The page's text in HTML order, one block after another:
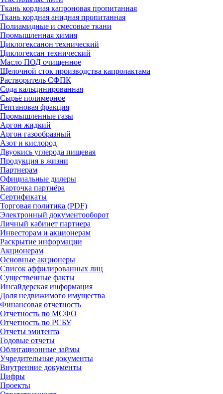
Ткань кордная капроновая пропитанная
Ткань кордная анидная пропитанная
Полиамидные и смесовые ткани
Промышленная химия
Циклогексанон технический
Циклогексан технический
Масло ПОД очищенное
Щелочной сток производства капролактама
Растворитель СФПК
Сода кальцинированная
Сырьё полимерное
Гептановая фракция
Промышленные газы
Аргон жидкий
Аргон газообразный
Азот и кислород
Двуокись углерода пищевая
Продукция в жизни
Партнерам
Официальные дилеры
Карточка партнёра
Сертификаты
Торговая политика (PDF)
Электронный документооборот
Личный кабинет партнера
Инвесторам и акционерам
Раскрытие информации
Акционерам
Основные акционеры
Список аффилированных лиц
Существенные факты
Инсайдерская информация
Доля недвижимого имущества
Финансовая отчетность
Отчетность по МСФО
Отчетность по РСБУ
Отчеты эмитента
Годовые отчеты
Облигационные займы
Учредительные документы
Внутренние документы
Цифры
Проекты